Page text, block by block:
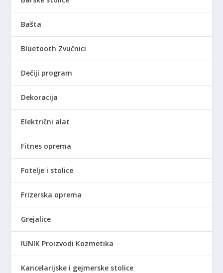
Bašta
Bluetooth Zvučnici
Dečiji program
Dekoracija
Električni alat
Fitnes oprema
Fotelje i stolice
Frizerska oprema
Grejalice
IUNIK Proizvodi Kozmetika
Kancelarijske i gejmerske stolice